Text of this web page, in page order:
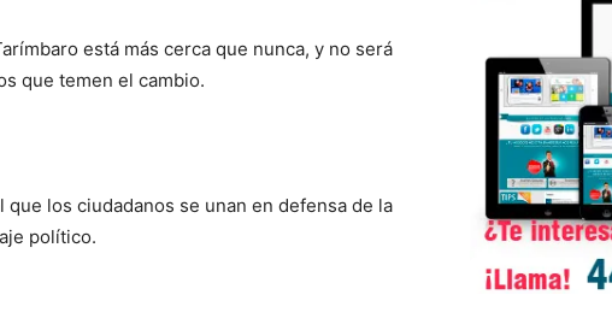
está más cerca que nunca, y no será
que temen el cambio.
los ciudadanos se unan en defensa de la
político.